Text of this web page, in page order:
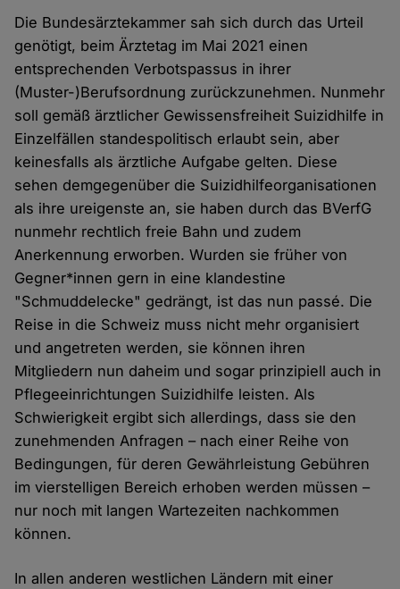
Die Bundesärztekammer sah sich durch das Urteil
genötigt, beim Ärztetag im Mai 2021 einen
entsprechenden Verbotspassus in ihrer
(Muster-)Berufsordnung zurückzunehmen. Nunmehr
soll gemäß ärztlicher Gewissensfreiheit Suizidhilfe in
Einzelfällen standespolitisch erlaubt sein, aber
keinesfalls als ärztliche Aufgabe gelten. Diese
sehen demgegenüber die Suizidhilfeorganisationen
als ihre ureigenste an, sie haben durch das BVerfG
nunmehr rechtlich freie Bahn und zudem
Anerkennung erworben. Wurden sie früher von
Gegner*innen gern in eine klandestine
"Schmuddelecke" gedrängt, ist das nun passé. Die
Reise in die Schweiz muss nicht mehr organisiert
und angetreten werden, sie können ihren
Mitgliedern nun daheim und sogar prinzipiell auch in
Pflegeeinrichtungen Suizidhilfe leisten. Als
Schwierigkeit ergibt sich allerdings, dass sie den
zunehmenden Anfragen – nach einer Reihe von
Bedingungen, für deren Gewährleistung Gebühren
im vierstelligen Bereich erhoben werden müssen –
nur noch mit langen Wartezeiten nachkommen
können.
In allen anderen westlichen Ländern mit einer